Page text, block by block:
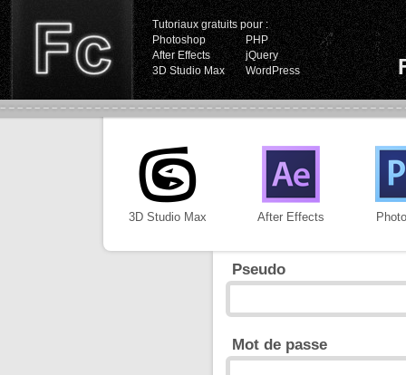
Tutoriaux gratuits pour :
Photoshop
PHP
After Effects
jQuery
3D Studio Max
WordPress
3D Studio Max After Effects
Pseudo
Mot de passe